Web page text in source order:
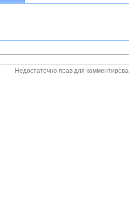
Недостаточно прав для